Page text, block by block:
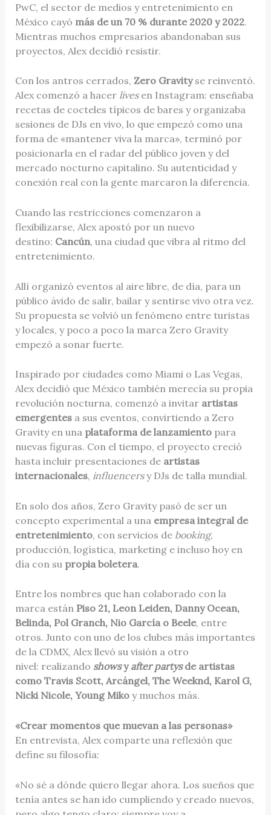
PwC, el sector de medios y entretenimiento en
México cayó más de un 70 % durante 2020 y 2022.
Mientras muchos empresarios abandonaban sus
proyectos, Alex decidió resistir.
Con los antros cerrados, Zero Gravityse reinventó.
Alex comenzó a hacer livesen Instagram: enseñaba
recetas de cocteles típicos de bares y organizaba
sesiones de DJs en vivo, lo que empezó como una
forma de «mantener viva la marca», terminó por
posicionarla en el radar del público joven y del
mercado nocturno capitalino. Su autenticidad y
conexión real con la gente marcaron la diferencia.
Cuando las restricciones comenzaron a
flexibilizarse, Alex apostó por un nuevo
destino: Cancún, una ciudad que vibra al ritmo del
entretenimiento.
Allí organizó eventos al aire libre, de día, para un
público ávido de salir, bailar y sentirse vivo otra vez.
Su propuesta se volvió un fenómeno entre turistas
y locales, y poco a poco la marca Zero Gravity
empezó a sonar fuerte.
Inspirado por ciudades como Miami o Las Vegas,
Alex decidió que México también merecía su propia
revolución nocturna, comenzó a invitar artistas
emergentesa sus eventos, convirtiendo a Zero
Gravity en una plataforma de lanzamiento para
nuevas figuras. Con el tiempo, el proyecto creció
hasta incluir presentaciones de artistas
internacionales, influencersy DJs de talla mundial.
En solo dos años, Zero Gravity pasó de ser un
concepto experimental a una empresa integral de
entretenimiento, con servicios de booking,
producción, logística, marketing e incluso hoy en
día con su propia boletera.
Entre los nombres que han colaborado con la
marca están Piso 21, Leon Leiden, Danny Ocean,
Belinda, Pol Granch, Nio García o Beele, entre
otros. Junto con uno de los clubes más importantes
de la CDMX, Alex llevó su visión a otro
nivel: realizando showsyafter partysde artistas
como Travis Scott, Arcángel, The Weeknd, Karol G,
Nicki Nicole, Young Mikoy muchos más.
«Crear momentos que muevan a las personas»
En entrevista, Alex comparte una reflexión que
define su filosofía:
«No sé a dónde quiero llegar ahora. Los sueños que
tenía antes se han ido cumpliendo y creado nuevos,